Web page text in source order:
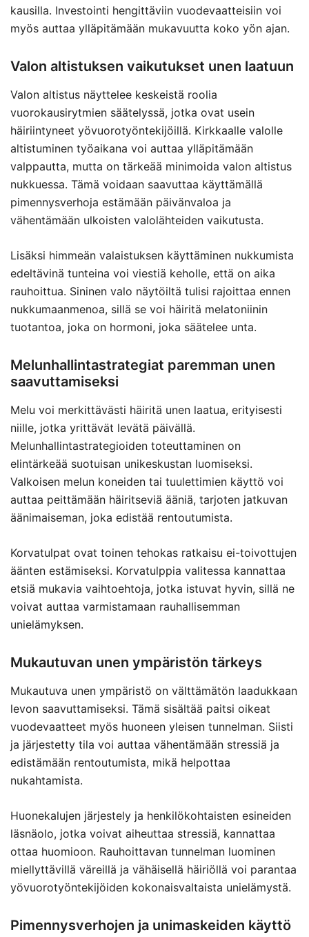
kausilla. Investointi hengittäviin vuodevaatteisiin voi
myös auttaa ylläpitämään mukavuutta koko yön ajan.
Valon altistuksen vaikutukset unen laatuun
Valon altistus näyttelee keskeistä roolia
vuorokausirytmien säätelyssä, jotka ovat usein
häiriintyneet yövuorotyöntekijöillä. Kirkkaalle valolle
altistuminen työaikana voi auttaa ylläpitämään
valppautta, mutta on tärkeää minimoida valon altistus
nukkuessa. Tämä voidaan saavuttaa käyttämällä
pimennysverhoja estämään päivänvaloa ja
vähentämään ulkoisten valolähteiden vaikutusta.
Lisäksi himmeän valaistuksen käyttäminen nukkumista
edeltävinä tunteina voi viestiä keholle, että on aika
rauhoittua. Sininen valo näytöiltä tulisi rajoittaa ennen
nukkumaanmenoa, sillä se voi häiritä melatoniinin
tuotantoa, joka on hormoni, joka säätelee unta.
Melunhallintastrategiat paremman unen
saavuttamiseksi
Melu voi merkittävästi häiritä unen laatua, erityisesti
niille, jotka yrittävät levätä päivällä.
Melunhallintastrategioiden toteuttaminen on
elintärkeää suotuisan unikeskustan luomiseksi.
Valkoisen melun koneiden tai tuulettimien käyttö voi
auttaa peittämään häiritseviä ääniä, tarjoten jatkuvan
äänimaiseman, joka edistää rentoutumista.
Korvatulpat ovat toinen tehokas ratkaisu ei-toivottujen
äänten estämiseksi. Korvatulppia valitessa kannattaa
etsiä mukavia vaihtoehtoja, jotka istuvat hyvin, sillä ne
voivat auttaa varmistamaan rauhallisemman
unielämyksen.
Mukautuvan unen ympäristön tärkeys
Mukautuva unen ympäristö on välttämätön laadukkaan
levon saavuttamiseksi. Tämä sisältää paitsi oikeat
vuodevaatteet myös huoneen yleisen tunnelman. Siisti
ja järjestetty tila voi auttaa vähentämään stressiä ja
edistämään rentoutumista, mikä helpottaa
nukahtamista.
Huonekalujen järjestely ja henkilökohtaisten esineiden
läsnäolo, jotka voivat aiheuttaa stressiä, kannattaa
ottaa huomioon. Rauhoittavan tunnelman luominen
miellyttävillä väreillä ja vähäisellä häiriöllä voi parantaa
yövuorotyöntekijöiden kokonaisvaltaista unielämystä.
Pimennysverhojen ja unimaskeiden käyttö